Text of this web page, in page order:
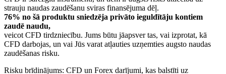
strauju naudas zaudēšanu sviras finansējuma dēļ.
76% no šā produktu sniedzēja privāto ieguldītāju kontiem
zaudē naudu,
veicot CFD tirdzniecību. Jums būtu jāapsver tas, vai izprotat, kā
CFD darbojas, un vai Jūs varat atļauties uzņemties augsto naudas
zaudēšanas risku.
Risku brīdinājums: CFD un Forex darījumi, kas balstīti uz